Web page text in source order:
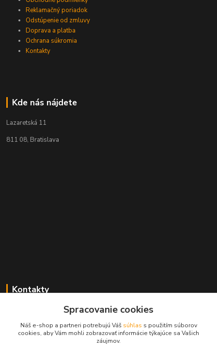
Reklamačný poriadok
Odstúpenie od zmluvy
Doprava a platba
Ochrana súkromia
Kontakty
Kde nás nájdete
Lazaretská 11
811 08, Bratislava
Kontakty
+421 2 529 67 411
(Po - Pia: 10:00 - 17:30)
Spracovanie cookies
Náš e-shop a partneri potrebujú Váš súhlas s použitím súborov
cookies, aby Vám mohli zobrazovať informácie týkajúce sa Vašich
záujmov.